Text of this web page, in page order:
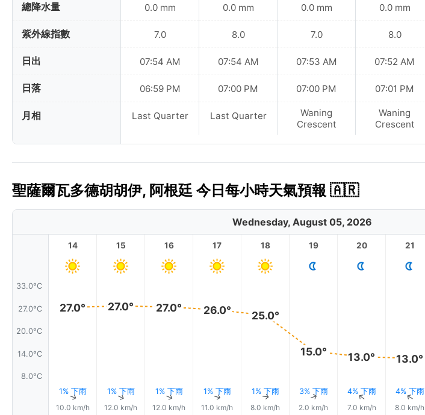
總降水量
紫外線指數
日出
日落
月相
0.0 mm
7.0
07:54 AM
06:59 PM
Last Quarter
0.0 mm
8.0
07:54 AM
07:00 PM
Last Quarter
0.0 mm
7.0
07:53 AM
07:00 PM
Waning
Crescent
0.0 mm
8.0
07:52 AM
07:01 PM
Waning
Crescent
聖薩爾瓦多德胡胡伊, 阿根廷 今日每小時天氣預報 🇦🇷
Wednesday, August 05, 2026
33.0°C
27.0°C
20.0°C
14.0°C
8.0°C
14
27.0°
1% 下雨
↑
10.0 km/h
15
27.0°
1% 下雨
↑
12.0 km/h
16
27.0°
1% 下雨
↑
12.0 km/h
17
26.0°
1% 下雨
↑
11.0 km/h
18
25.0°
1% 下雨
↑
8.0 km/h
19
15.0°
3% 下雨
↑
2.0 km/h
20
13.0°
4% 下雨
↑
7.0 km/h
21
13.0°
4% 下雨
↑
8.0 km/h